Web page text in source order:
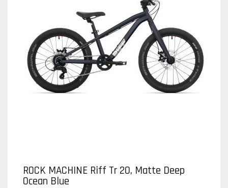
ROCK MACHINE Riff Tr 20, Matte Deep
Ocean Blue